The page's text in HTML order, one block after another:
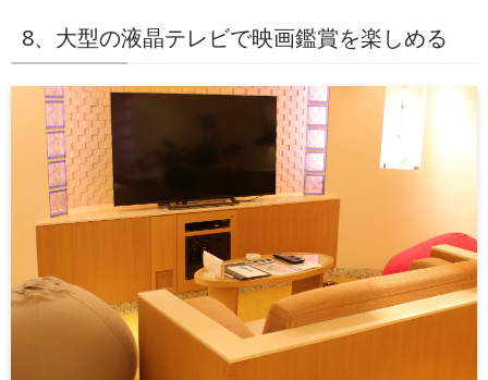
8、大型の液晶テレビで映画鑑賞を楽しめる